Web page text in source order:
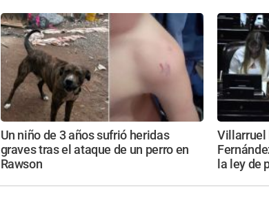
Un niño de 3 años sufrió heridas
graves tras el ataque de un perro en
Rawson
Villarruel
la ley de